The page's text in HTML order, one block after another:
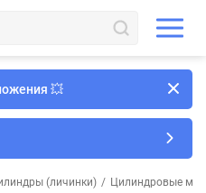
💥
(личинки) / Цилиндровые